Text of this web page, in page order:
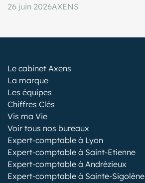
26 juin 2026AXENS
Le cabinet Axens
La marque
Les équipes
Chiffres Clés
Vis ma Vie
Voir tous nos bureaux
Expert-comptable à Lyon
Expert-comptable à Saint-Etienne
Expert-comptable à Andrézieux
Expert-comptable à Sainte-Sigolène